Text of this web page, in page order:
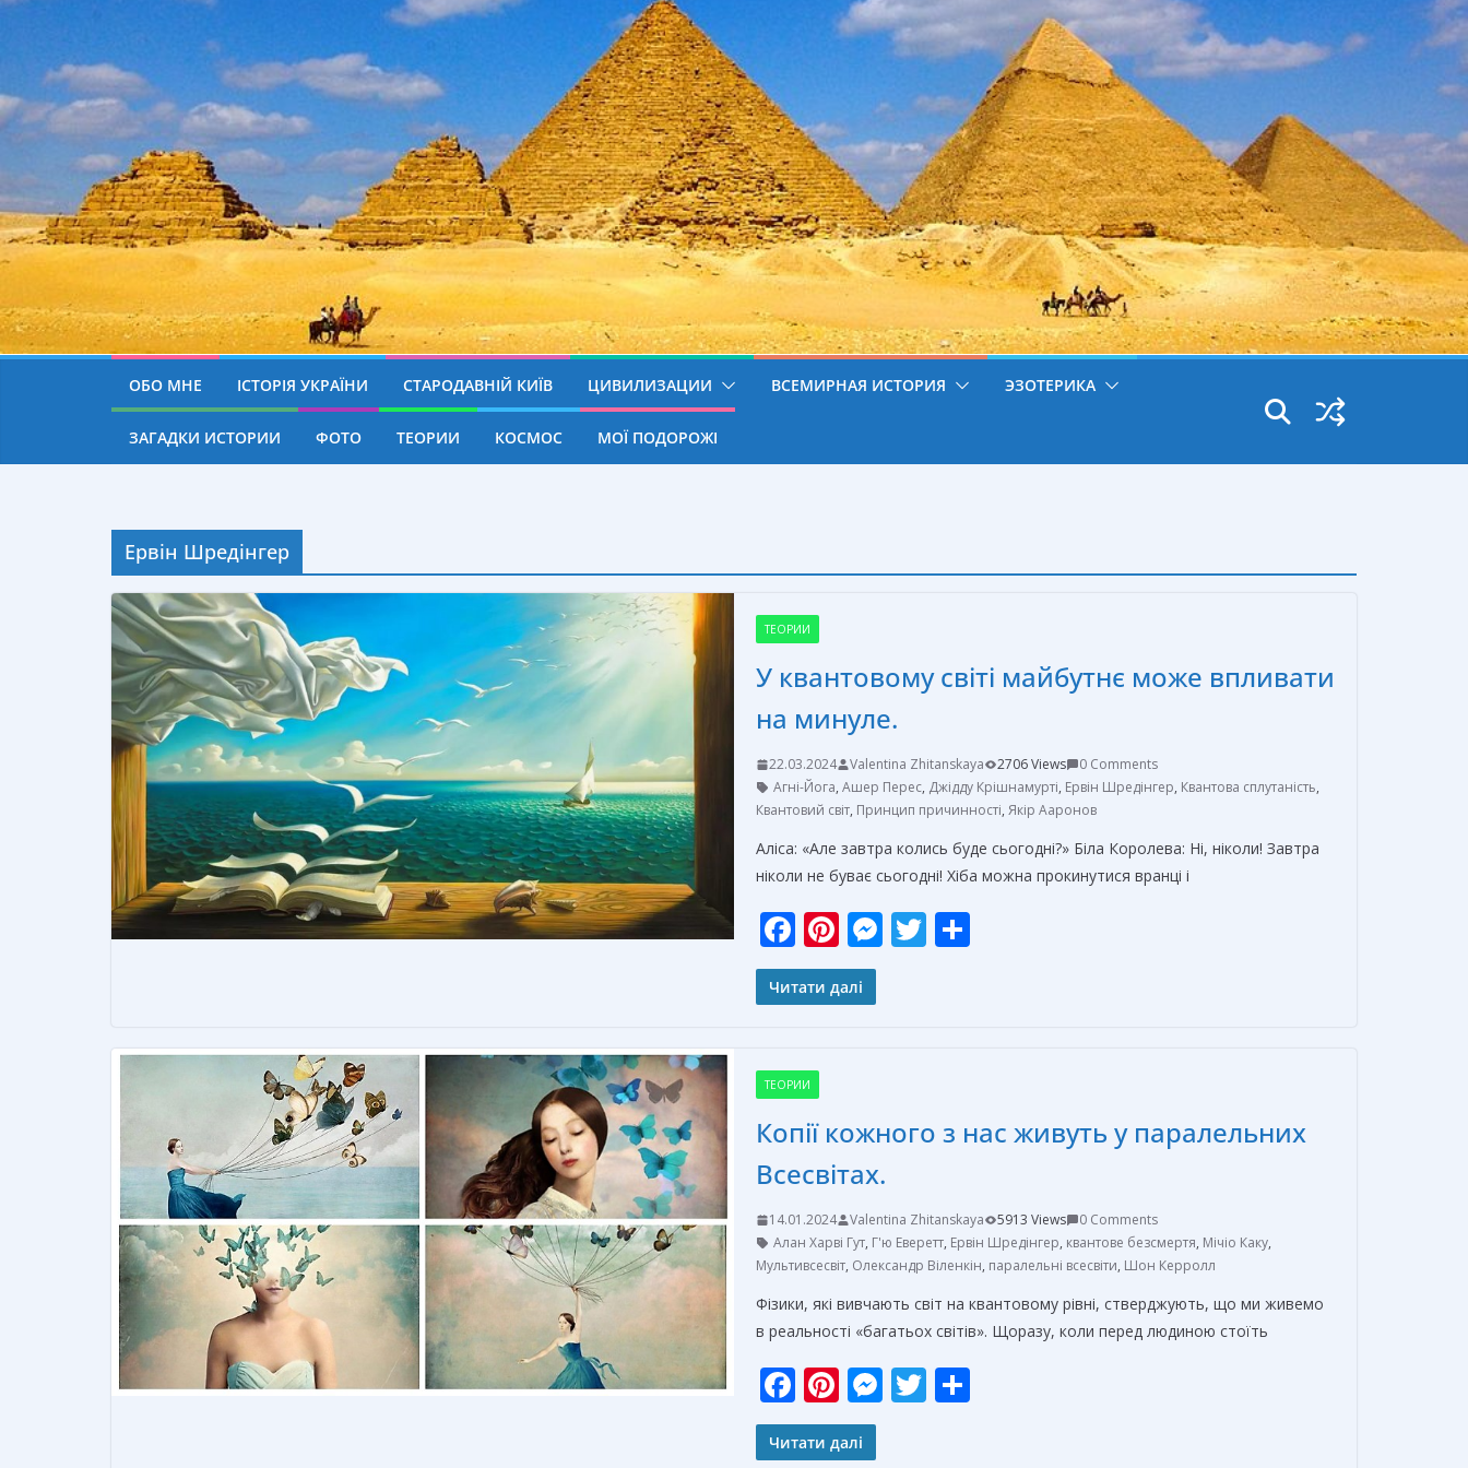
ОБО МНЕ ІСТОРІЯ УКРАЇНИ СТАРОДАВНІЙ КИЇВ ЦИВИЛИЗАЦИИ ВСЕМИРНАЯ ИСТОРИЯ ЭЗОТЕРИКА
ЗАГАДКИ ИСТОРИИ ФОТО ТЕОРИИ КОСМОС МОЇ ПОДОРОЖІ
Ервін Шредінгер
ТЕОРИИ
У квантовому світі майбутнє може впливати
на минуле.
22.03.2024 Valentina Zhitanskaya 2706 Views
0 Comments
Агні-Йога, Ашер Перес, Джідду Крішнамурті, Ервін Шредінгер, Квантова сплутаність,
Квантовий світ, Принцип причинності, Якір Ааронов
Аліса: «Але завтра колись буде сьогодні?» Біла Королева: Ні, ніколи! Завтра
ніколи не буває сьогодні! Хіба можна прокинутися вранці і
F
ac
e
o
o
k
Pi
nt
er
M
er
T
и
ь
Читати далі
ТЕОРИИ
Копії кожного з нас живуть у паралельних
Всесвітах.
14.01.2024 Valentina Zhitanskaya 5913 Views
0 Comments
Алан Харві Гут, Г'ю Еверетт, Ервін Шредінгер, квантове безсмертя, Мічіо Каку,
Мультивсесвіт, Олександр Віленкін, паралельні всесвіти, Шон Керролл
Фізики, які вивчають світ на квантовому рівні, стверджують, що ми живемо
в реальності «багатьох світів». Щоразу, коли перед людиною стоїть
F
ac
e
Pi
nt
er
M T
Читати далі